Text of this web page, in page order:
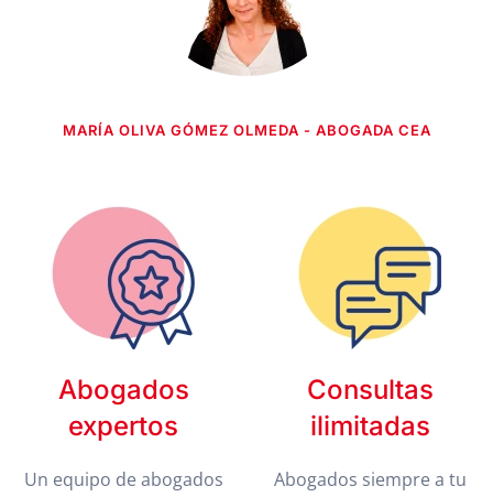
MARÍA OLIVA GÓMEZ OLMEDA - ABOGADA CEA
Abogados
expertos
Un equipo de abogados
Consultas
ilimitadas
Abogados siempre a tu